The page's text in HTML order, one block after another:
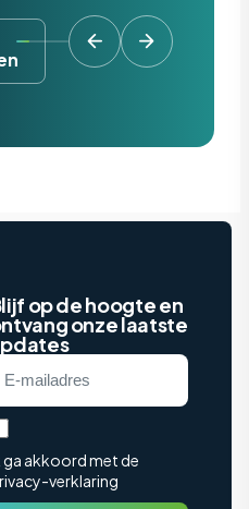
op de hoogte en
onze laatste
ga akkoord met de
verklaring